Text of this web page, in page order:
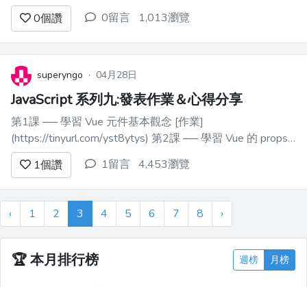
to-convert-an-array-into-an-object-in-
javascript-25a4 [圖片來自undraw.co]
(https://undraw.co/) [原文發佈於 afe...
0個讚 0留言 1,013瀏覽
superyngo · 04月28日
JavaScript 系列九:發表作業＆心得分享
第1課 ── 學習 Vue 元件基本觀念 [作業]
(https://tinyurl.com/yst8ytys) 第2課 ── 學習 Vue 的 props
觀念 [作業]
(https://play.vuejs.org/
1個讚 1留言 4,453瀏覽
‹ 1 2 3 4 5 6 7 8 ›
🏆本月排行榜 週榜 月榜